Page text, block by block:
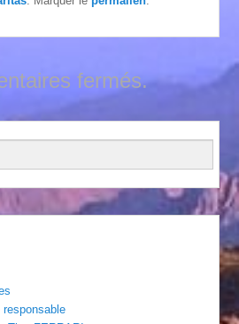
fermés.
responsable